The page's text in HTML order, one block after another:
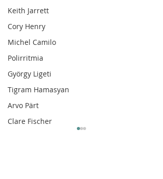
Keith Jarrett
Cory Henry
Michel Camilo
Polirritmia
György Ligeti
Tigram Hamasyan
Arvo Pärt
Clare Fischer